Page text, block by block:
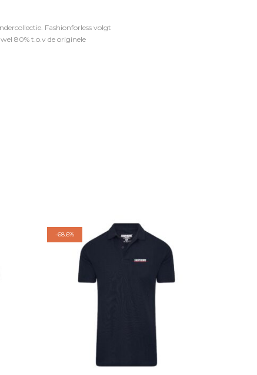
Fashionforless volgt
80% t.o.v de originele
-68.6%